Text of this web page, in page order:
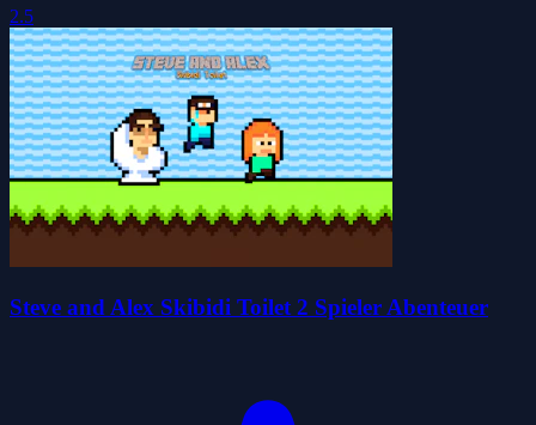
2.5
Steve and Alex Skibidi Toilet 2 Spieler Abenteuer